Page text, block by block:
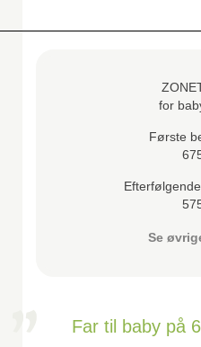
for
Første
Se
Far til baby på